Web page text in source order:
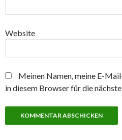
Website
Meinen Namen, meine E-
in diesem Browser für die